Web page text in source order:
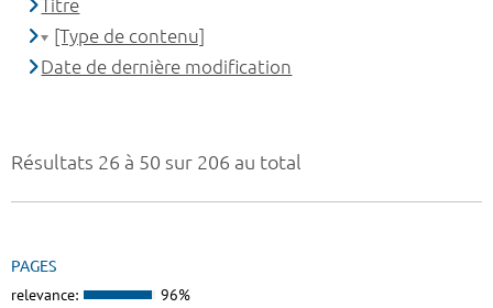
Résultats 26 à 50 sur 206 au total
PAGES
relevance: 96%
Titre
[Type de contenu]
Date de dernière modification